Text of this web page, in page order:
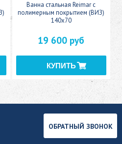
Ванна стальная Reimar с
полимерным покрытием (ВИЗ)
140x70
19 600 руб
ОБРАТНЫЙ ЗВОНОК